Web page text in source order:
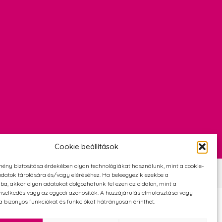
Cookie beállítások
biztosítása érdekében olyan technológiákat használunk, mint a cookie-
tárolására és/vagy eléréséhez. Ha beleegyezik ezekbe a
akkor olyan adatokat dolgozhatunk fel ezen az oldalon, mint a
vagy az egyedi azonosítók. A hozzájárulás elmulasztása vagy
bizonyos funkciókat és funkciókat hátrányosan érinthet.
FeltételekAdatvédelmi és cookie tájékoztató